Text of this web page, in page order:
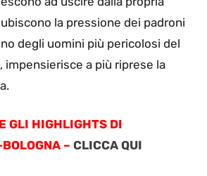
la pressione dei padroni
degli uomini più pericolosi del
impensierisce a più riprese la
GLI HIGHLIGHTS DI
– CLICCA QUI